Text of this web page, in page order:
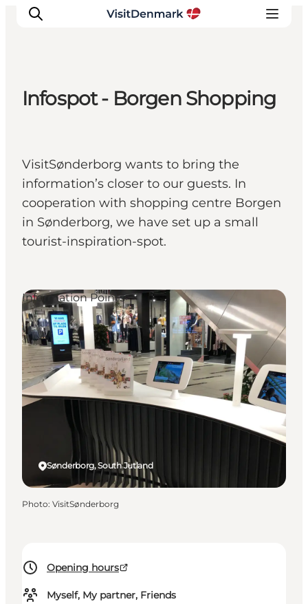
Quoi faire
Hébergements
Planifiez votre voyage
Infospot - Borgen Shopping
VisitSønderborg wants to bring the
information’s closer to our guests. In
cooperation with shopping centre Borgen
in Sønderborg, we have set up a small
tourist-inspiration-spot.
Opening hours
Myself, My partner, Friends
Sønderborg, South Jutland
Information Points
Photo: VisitSønderborg